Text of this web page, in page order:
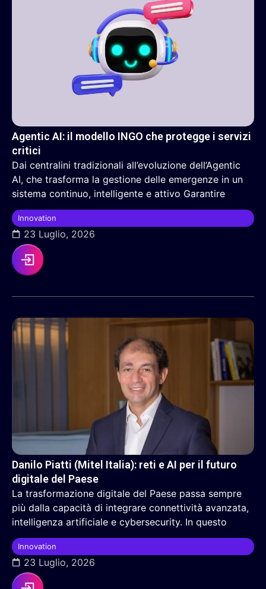
Agentic AI: il modello INGO che protegge i servizi
critici
Dai centralini tradizionali all’evoluzione dell’Agentic
AI, che trasforma la gestione delle emergenze in un
sistema continuo, intelligente e attivo Garantire
Innovation
23 Luglio, 2026
Danilo Piatti (Mitel Italia): reti e AI per il futuro
digitale del Paese
La trasformazione digitale del Paese passa sempre
più dalla capacità di integrare connettività avanzata,
intelligenza artificiale e cybersecurity. In questo
Innovation
23 Luglio, 2026